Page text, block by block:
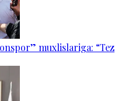
muxlislariga: “Tez